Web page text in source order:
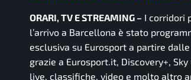
ORARI, TV E STREAMING – I corridori
l’arrivo a Barcellona è stato
esclusiva su Eurosport a partire
grazie a Eurosport.it, Discovery+,
live, classifiche, video e molto altro